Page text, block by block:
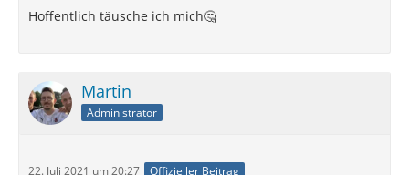
Hoffentlich täusche ich mich🤔
Martin
Administrator
22. Juli 2021 um 20:27 Offizieller Beitrag